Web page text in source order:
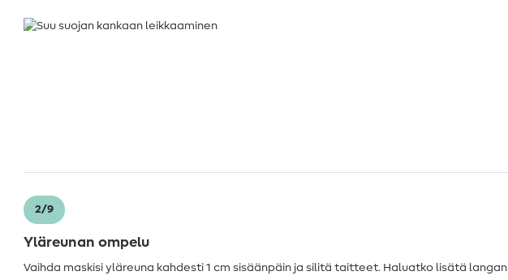
2/9
Yläreunan ompelu
Vaihda maskisi yläreuna kahdesti 1 cm sisäänpäin ja silitä taitteet. Haluatko lisätä langan